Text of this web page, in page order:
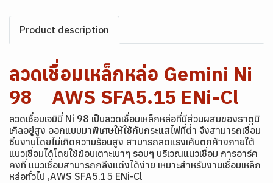
Product description
ลวดเชื่อมเหล็กหล่อ Gemini Ni
98 AWS SFA5.15 ENi-Cl
ลวดเชื่อมเจมินี่ Ni 98 เป็นลวดเชื่อมเหล็กหล่อที่มีส่วนผสมของธาตุนิ
เกิลอยู่สูง ออกแบบมาพิเศษให้ใช้กับกระแสไฟที่ต่ำ จึงสามารถเชื่อม
ชิ้นงานโดยไม่เกิดความร้อนสูง สามารถลดแรงเค้นตกค้างภายใต้
แนวเชื่อมได้โดยใช้ฆ้อนเตาะเบาๆ รอบๆ บริเวณแนวเชื่อม การอาร์ค
คงที่ แนวเชื่อมสามารถกลึงแต่งได้ง่าย เหมาะสำหรับงานเชื่อมเหล็ก
หล่อทั่วไป ,AWS SFA5.15 ENi-Cl